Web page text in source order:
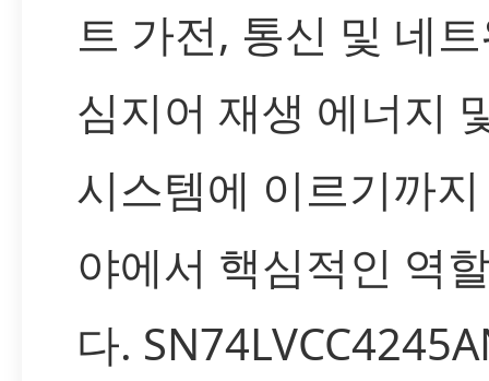
트 가전, 통신 및 네
심지어 재생 에너지
시스템에 이르기까
야에서 핵심적인 역
다.